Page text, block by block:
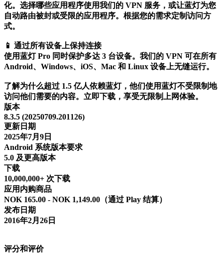
化。选择哪些应用程序使用我们的 VPN 服务，或让蓝灯为您
自动路由被封或受限的应用程序。根据您的需求定制访问方
式。
📱 通过所有设备上保持连接
使用蓝灯 Pro 同时保护多达 3 台设备。我们的 VPN 可在所有
Android、Windows、iOS、Mac 和 Linux 设备上无缝运行。
了解为什么超过 1.5 亿人依赖蓝灯，他们使用蓝灯不受限制地
访问他们需要的内容。立即下载，享受无限制上网体验。
版本
8.3.5 (20250709.201126)
更新日期
2025年7月9日
Android 系统版本要求
5.0 及更高版本
下载
10,000,000+ 次下载
应用内购商品
NOK 165.00 - NOK 1,149.00（通过 Play 结算）
发布日期
2016年2月26日
评分和评价